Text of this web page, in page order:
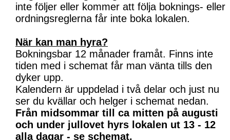
inte följer eller kommer att följa boknings- eller
ordningsreglerna får inte boka lokalen.
När kan man hyra?
Bokningsbar 12 månader framåt. Finns inte
tiden med i schemat får man vänta tills den
dyker upp.
Kalendern är uppdelad i två delar och just nu
ser du kvällar och helger i schemat nedan.
Från midsommar till ca mitten på augusti
och under jullovet hyrs lokalen ut 13 - 12
alla dagar - se schemat.